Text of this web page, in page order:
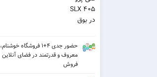
حضور جدی ۴+۱ فروشگاه خوشنام،
معروف و قدرتمند در فضای آنلاین
فروش